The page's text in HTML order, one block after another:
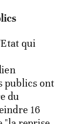
qui
publics ont
du
16